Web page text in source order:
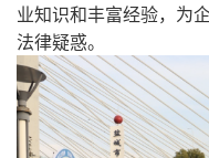
业知识和丰富经验，为
法律疑惑。